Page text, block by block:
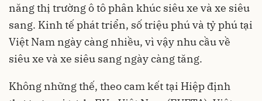
năng thị trường ô tô phân khúc siêu xe và xe siêu
sang. Kinh tế phát triển, số triệu phú và tỷ phú tại
Việt Nam ngày càng nhiều, vì vậy nhu cầu về
siêu xe và xe siêu sang ngày càng tăng.
Không những thế, theo cam kết tại Hiệp định